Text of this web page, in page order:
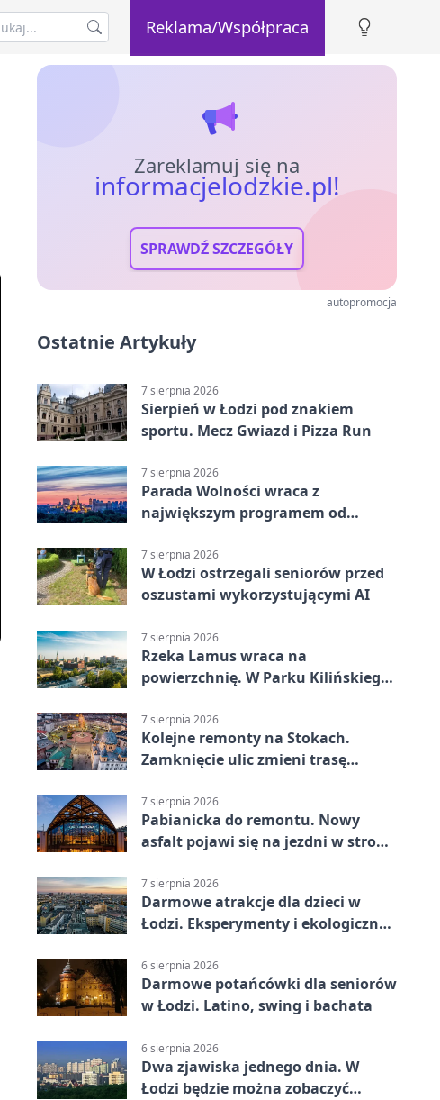
Reklama/Współpraca
Zareklamuj się na
informacjelodzkie.pl!
SPRAWDŹ SZCZEGÓŁY
autopromocja
Ostatnie Artykuły
7 sierpnia 2026
Sierpień w Łodzi pod znakiem
sportu. Mecz Gwiazd i Pizza Run
7 sierpnia 2026
Parada Wolności wraca z
największym programem od
platform
7 sierpnia 2026
W Łodzi ostrzegali seniorów przed
oszustami wykorzystującymi AI
7 sierpnia 2026
Rzeka Lamus wraca na
powierzchnię. W Parku Kilińskiego
7 sierpnia 2026
Kolejne remonty na Stokach.
Zamknięcie ulic zmieni trasę
7 sierpnia 2026
Pabianicka do remontu. Nowy
asfalt pojawi się na jezdni w stronę
7 sierpnia 2026
Darmowe atrakcje dla dzieci w
Łodzi. Eksperymenty i ekologiczny
6 sierpnia 2026
Darmowe potańcówki dla seniorów
w Łodzi. Latino, swing i bachata
6 sierpnia 2026
Dwa zjawiska jednego dnia. W
Łodzi będzie można zobaczyć